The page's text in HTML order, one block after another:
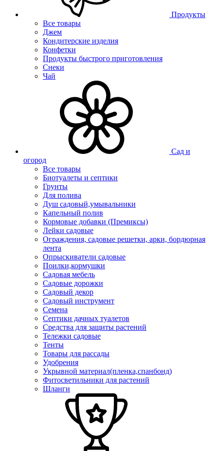
Продукты
Все товары
Джем
Кондитерские изделия
Конфетки
Продукты быстрого приготовления
Снеки
Чай
Сад и
огород
Все товары
Биотуалеты и септики
Грунты
Для полива
Душ садовый,умывальники
Капельный полив
Кормовые добавки (Премиксы)
Лейки садовые
Ограждения, садовые решетки, арки, бордюрная
лента
Опрыскиватели садовые
Поилки,кормушки
Садовая мебель
Садовые дорожки
Садовый декор
Садовый инструмент
Семена
Септики дачных туалетов
Средства для защиты растений
Тележки садовые
Тенты
Товары для рассады
Удобрения
Укрывной материал(пленка,спанбонд)
Фитосветильники для растений
Шланги